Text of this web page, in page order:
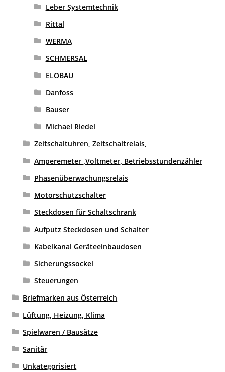
Leber Systemtechnik
Rittal
WERMA
SCHMERSAL
ELOBAU
Danfoss
Bauser
Michael Riedel
Zeitschaltuhren, Zeitschaltrelais,
Amperemeter ,Voltmeter, Betriebsstundenzähler
Phasenüberwachungsrelais
Motorschutzschalter
Steckdosen für Schaltschrank
Aufputz Steckdosen und Schalter
Kabelkanal Geräteeinbaudosen
Sicherungssockel
Steuerungen
Briefmarken aus Österreich
Lüftung, Heizung, Klima
Spielwaren / Bausätze
Sanitär
Unkategorisiert